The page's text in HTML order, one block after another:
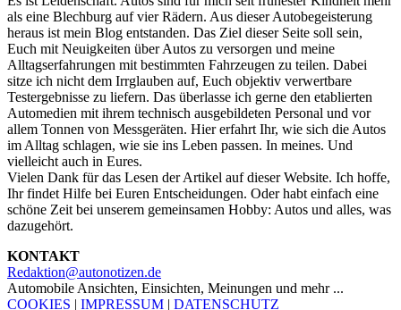
als eine Blechburg auf vier Rädern. Aus dieser Autobegeisterung
heraus ist mein Blog entstanden. Das Ziel dieser Seite soll sein,
Euch mit Neuigkeiten über Autos zu versorgen und meine
Alltagserfahrungen mit bestimmten Fahrzeugen zu teilen. Dabei
sitze ich nicht dem Irrglauben auf, Euch objektiv verwertbare
Testergebnisse zu liefern. Das überlasse ich gerne den etablierten
Automedien mit ihrem technisch ausgebildeten Personal und vor
allem Tonnen von Messgeräten. Hier erfahrt Ihr, wie sich die Autos
im Alltag schlagen, wie sie ins Leben passen. In meines. Und
vielleicht auch in Eures.
Vielen Dank für das Lesen der Artikel auf dieser Website. Ich hoffe,
Ihr findet Hilfe bei Euren Entscheidungen. Oder habt einfach eine
schöne Zeit bei unserem gemeinsamen Hobby: Autos und alles, was
dazugehört.
KONTAKT
Redaktion@autonotizen.de
Automobile Ansichten, Einsichten, Meinungen und mehr ...
COOKIES | IMPRESSUM | DATENSCHUTZ